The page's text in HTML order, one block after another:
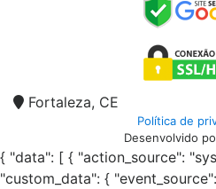
Fortaleza, CE
Política de
Desenvolvido
{ "data": [ { "action_source":
"custom_data": {